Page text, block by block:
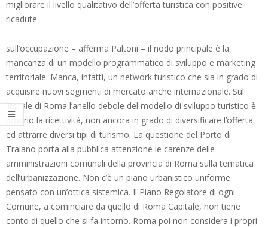
migliorare il livello qualitativo dell’offerta turistica con positive
ricadute
sull’occupazione – afferma Paltoni – il nodo principale è la
mancanza di un modello programmatico di sviluppo e marketing
territoriale. Manca, infatti, un network turistico che sia in grado di
acquisire nuovi segmenti di mercato anche internazionale. Sul
litorale di Roma l’anello debole del modello di sviluppo turistico è
proprio la ricettività, non ancora in grado di diversificare l’offerta
ed attrarre diversi tipi di turismo. La questione del Porto di
Traiano porta alla pubblica attenzione le carenze delle
amministrazioni comunali della provincia di Roma sulla tematica
dell’urbanizzazione. Non c’è un piano urbanistico uniforme
pensato con un’ottica sistemica. Il Piano Regolatore di ogni
Comune, a cominciare da quello di Roma Capitale, non tiene
conto di quello che si fa intorno. Roma poi non considera i propri